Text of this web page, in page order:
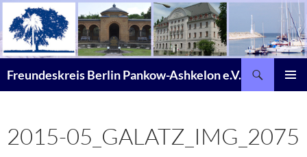
Zum
Inhalt
springen
Freundeskreis Berlin Pankow-Ashkelon e.V.
2015-05_GALATZ_IMG_2075